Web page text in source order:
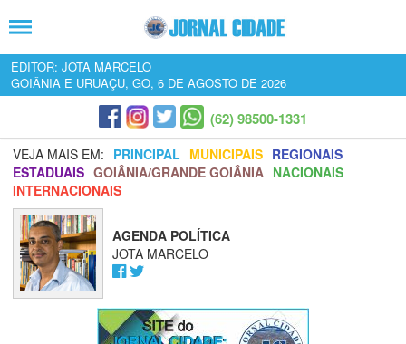
EDITOR: JOTA MARCELO
GOIÂNIA E URUAÇU, GO, 6 DE AGOSTO DE 2026
(62) 98500-1331
VEJA MAIS EM: PRINCIPAL MUNICIPAIS REGIONAIS
ESTADUAIS GOIÂNIA/GRANDE GOIÂNIA NACIONAIS
INTERNACIONAIS
AGENDA POLÍTICA
JOTA MARCELO